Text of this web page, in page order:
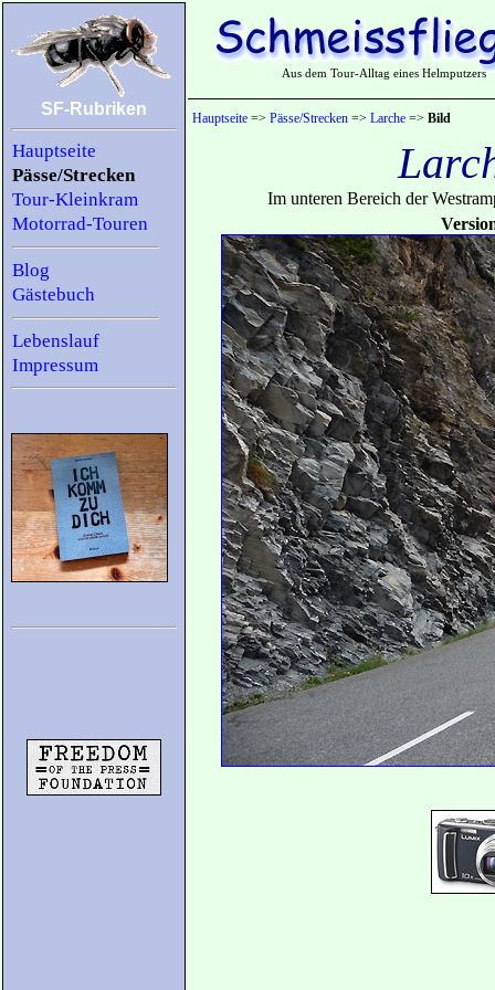
SF-Rubriken
Hauptseite
Pässe/Strecken
Tour-Kleinkram
Motorrad-Touren
Blog
Gästebuch
Lebenslauf
Impressum
Aus dem Tour-Alltag eines Helmputzers
Hauptseite => Pässe/Strecken => Larche => Bild
Im unteren Bereich der